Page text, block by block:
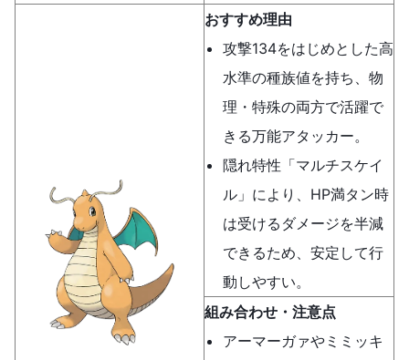
おすすめ理由
攻撃134をはじめとした高
水準の種族値を持ち、物
理・特殊の両方で活躍で
きる万能アタッカー。
隠れ特性「マルチスケイ
ル」により、HP満タン時
は受けるダメージを半減
できるため、安定して行
動しやすい。
組み合わせ・注意点
アーマーガァやミミッキ